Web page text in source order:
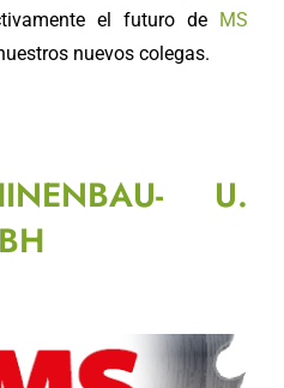
el futuro de MS
nuevos colegas.
U.